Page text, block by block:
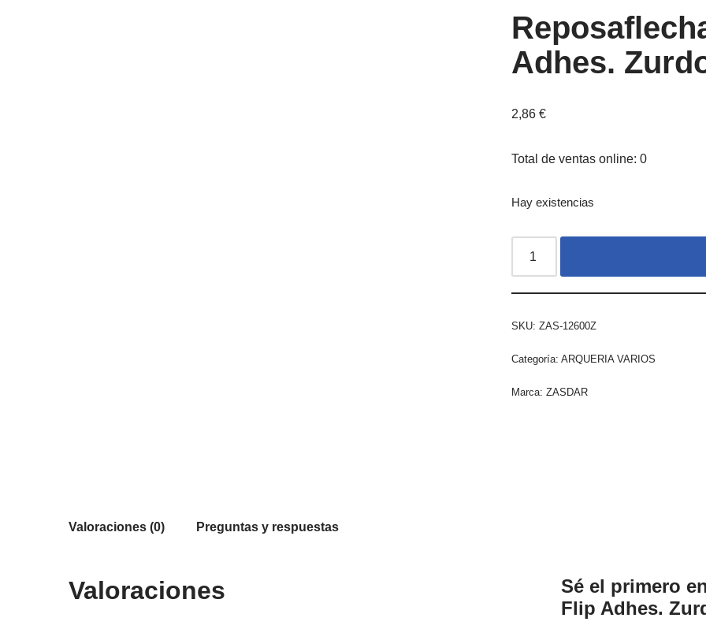
Adhes.
2,86 €
Total de ventas online: 0
Hay existencias
SKU: ZAS-12600Z
Categoría: ARQUERIA VARIOS
Marca: ZASDAR
Valoraciones (0) Preguntas y respuestas
Valoraciones
Sé el primero
Flip Adhes.